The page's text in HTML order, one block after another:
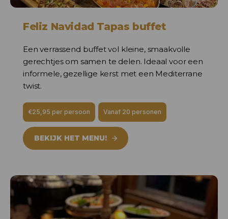
Feliz Navidad Tapas buffet
Een verrassend buffet vol kleine, smaakvolle
gerechtjes om samen te delen. Ideaal voor een
informele, gezellige kerst met een Mediterrane
twist.
€25,95 per persoon Vanaf 20 personen
BEKIJK HET MENU!